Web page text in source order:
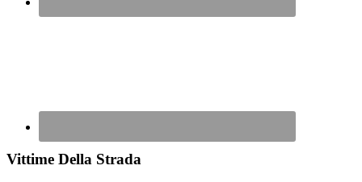
Vittime Della Strada